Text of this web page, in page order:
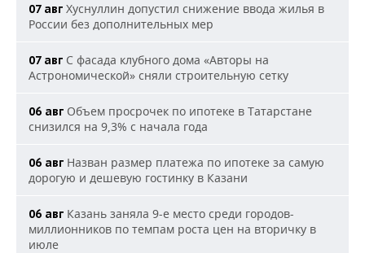
07 авг Хуснуллин допустил снижение ввода жилья в
России без дополнительных мер
07 авг С фасада клубного дома «Авторы на
Астрономической» сняли строительную сетку
06 авг Объем просрочек по ипотеке в Татарстане
снизился на 9,3% с начала года
06 авг Назван размер платежа по ипотеке за самую
дорогую и дешевую гостинку в Казани
06 авг Казань заняла 9-е место среди городов-
миллионников по темпам роста цен на вторичку в
июле